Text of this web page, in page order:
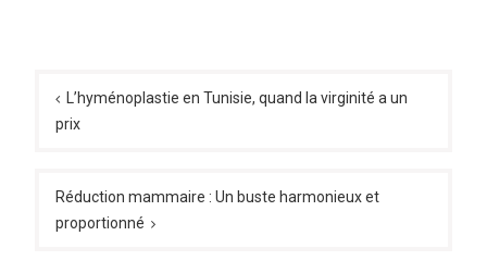
de
l’article
L’hyménoplastie en Tunisie, quand la virginité a un
prix
Réduction mammaire : Un buste harmonieux et
proportionné